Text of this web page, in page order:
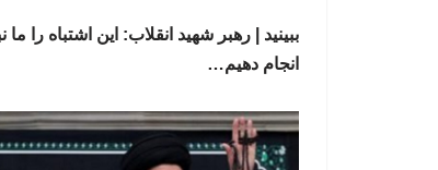
ببینید | رهبر شهید انقلاب: این اشتباه را ما
انجام دهیم…